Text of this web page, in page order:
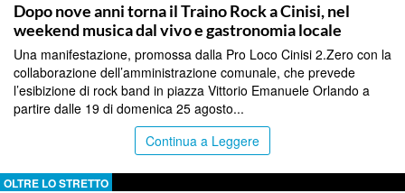
Dopo nove anni torna il Traino Rock a Cinisi, nel
weekend musica dal vivo e gastronomia locale
Una manifestazione, promossa dalla Pro Loco Cinisi 2.Zero con la
collaborazione dell’amministrazione comunale, che prevede
l’esibizione di rock band in piazza Vittorio Emanuele Orlando a
partire dalle 19 di domenica 25 agosto...
Continua a Leggere
OLTRE LO STRETTO